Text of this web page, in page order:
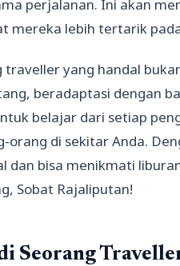
perjalanan. Ini akan
mereka lebih tertarik
yang handal
beradaptasi dengan
belajar dari setiap
di sekitar Anda.
dan bisa menikmati
Sobat Rajaliputan!
Seorang